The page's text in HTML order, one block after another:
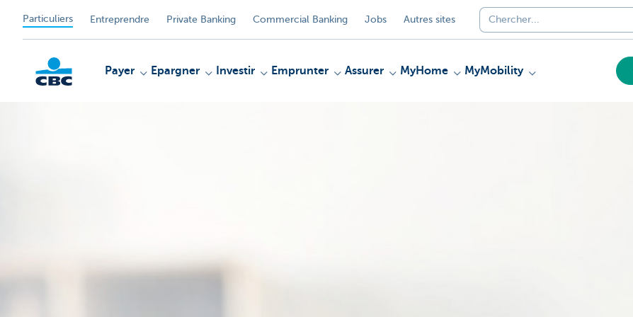
Particuliers Entreprendre Private Banking Commercial Banking Jobs Autres sites
Payer Epargner Investir Emprunter Assurer MyHome MyMobility